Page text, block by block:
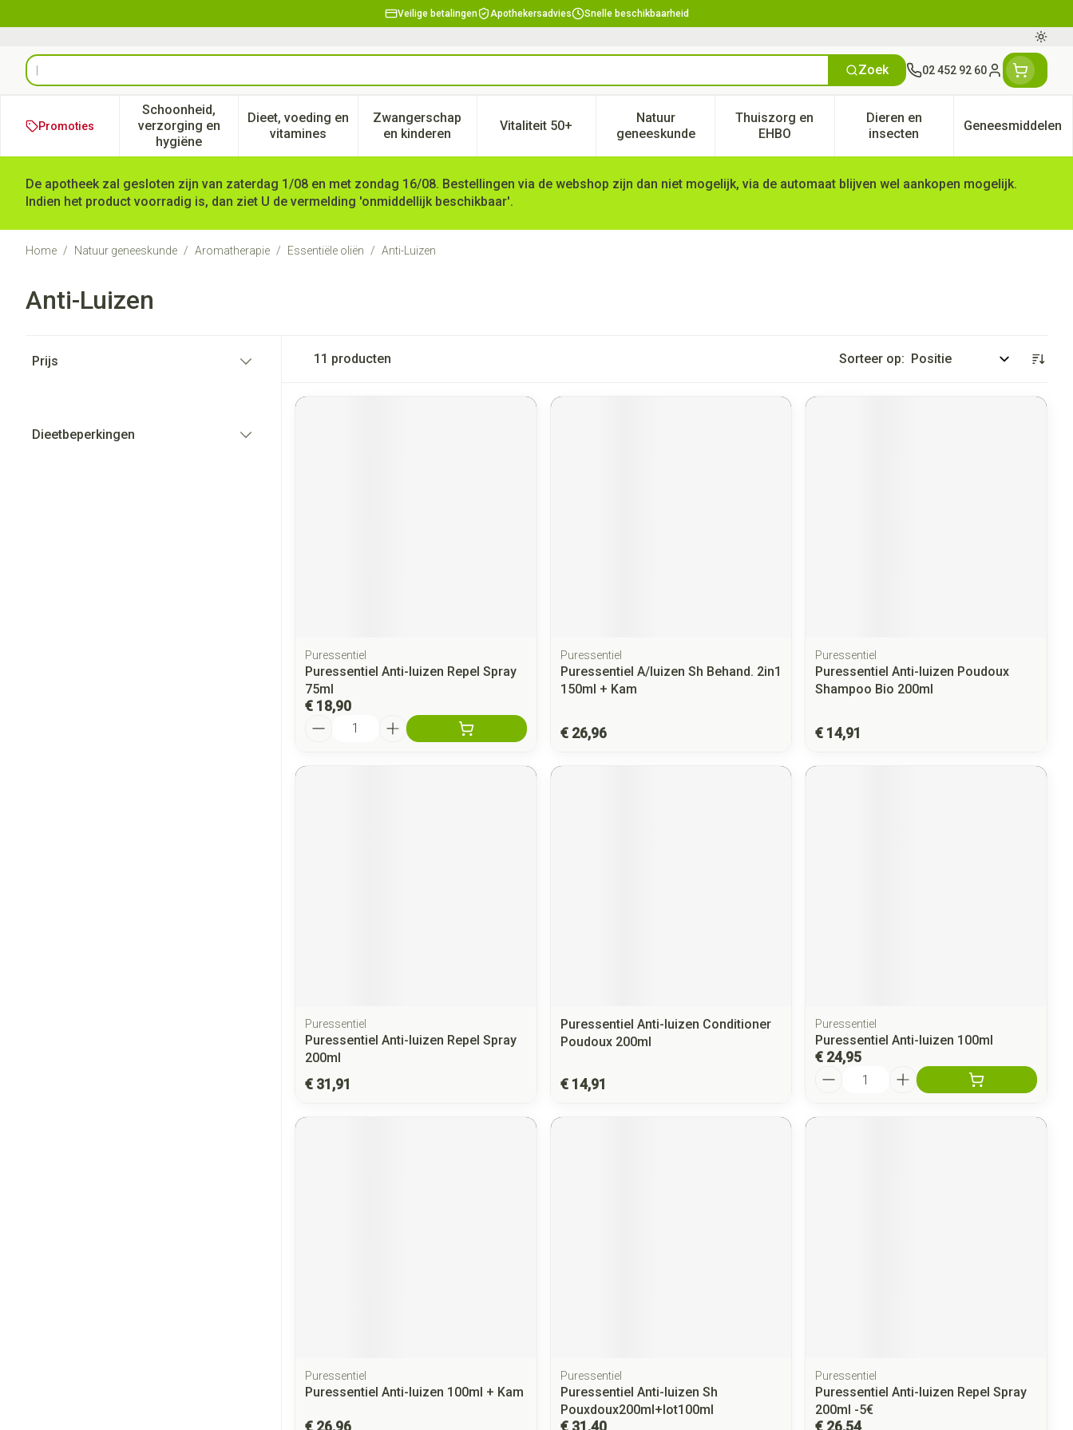
Veilige betalingen Apothekersadvies Snelle beschikbaarheid
Product, merk, categorie... Zoek 02 452 92 60
Klant menu
Promoties
Schoonheid,
verzorging en
hygiëne
Toon submenu voor Schoonheid, verzorging en hygiëne categorie
Dieet, voeding en
vitaminesToon submenu voor Dieet, voeding en vitamines categorie
Zwangerschap
en kinderenToon submenu voor Zwangerschap en kinderen categorie
Vitaliteit 50+Toon submenu voor Vitaliteit 50+ categorie
Natuur
geneeskunde
Toon submenu voor Natuur geneeskunde categorie
Thuiszorg en
EHBOToon submenu voor Thuiszorg en EHBO categorie
Dieren en
insectenToon submenu voor Dieren
Geneesmiddelen
Toon
De apotheek zal gesloten zijn van zaterdag 1/08 en met zondag 16/08. Bestellingen via de webshop zijn dan niet mogelijk, via de automaat blijven wel aankopen mogelijk.
Indien het product voorradig is, dan ziet U de vermelding 'onmiddellijk beschikbaar'.
Home / Natuur geneeskunde / Aromatherapie / Essentiële oliën / Anti-Luizen
Anti-Luizen
Prijs
Dieetbeperkingen
11 producten Sorteer op:
Puressentiel
Puressentiel Anti-luizen Repel Spray
75ml
€ 18,90
Puressentiel
Puressentiel A/luizen Sh Behand. 2in1
150ml + Kam
€ 26,96
Puressentiel
Puressentiel Anti-luizen Poudoux
Shampoo Bio 200ml
€ 14,91
Puressentiel
Puressentiel Anti-luizen Repel Spray
200ml
€ 31,91
Puressentiel Anti-luizen Conditioner
Poudoux 200ml
€ 14,91
Puressentiel
Puressentiel Anti-luizen 100ml
€ 24,95
Puressentiel
Puressentiel Anti-luizen 100ml + Kam
€ 26,96
Puressentiel
Puressentiel Anti-luizen Sh
Pouxdoux200ml+lot100ml
€ 31,40
Puressentiel
Puressentiel Anti-luizen Repel Spray
200ml -5€
€ 26,54